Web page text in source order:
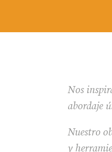
Nos
abordaje
Nuestro
y